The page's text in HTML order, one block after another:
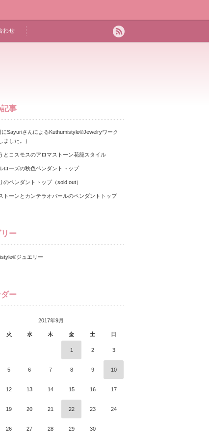
わせ
事
にSayuriさんによるKuthumistyle®Jewelryワーク
ました。）
とコスモスのアロマストーン花籠スタイル
ローズの秋色ペンダントトップ
のペンダントトップ（sold out）
トーンとカンテラオパールのペンダントトップ
ー
ジュエリー
ー
2017年9月
火 水 木 金 土 日
1 2 3
5 6 7 8 9 10
12 13 14 15 16 17
19 20 21 22 23 24
26 27 28 29 30